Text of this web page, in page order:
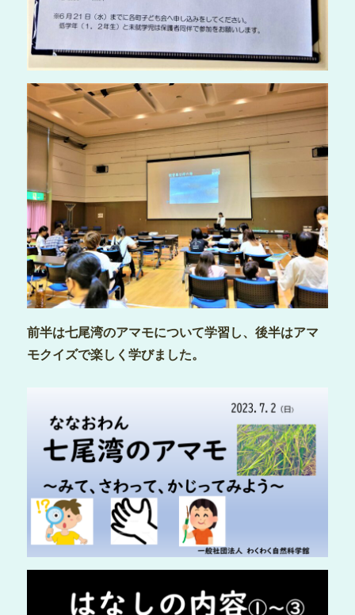
前半は七尾湾のアマモについて学習し、後半はアマ
モクイズで楽しく学びました。